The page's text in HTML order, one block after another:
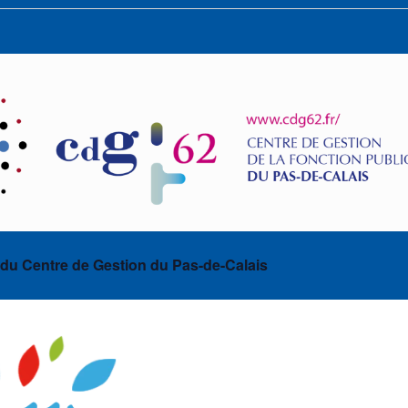
Centre de Gestion du Pas-de-Calais